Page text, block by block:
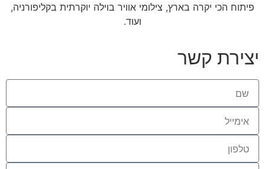
פיתוח הכי יקרה בארץ, צילומי אוויר בוילה יוקרתית בקליפורניה,
ועוד.
יצירת קשר